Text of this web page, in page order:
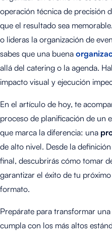
operación técnica de precisión
que el resultado sea
o lideras la organización de
sabes que una buena
allá del catering o la agenda.
impacto visual y ejecución
En el artículo de hoy, te
proceso de planificación de un
que marca la diferencia: una
de alto nivel. Desde la
final, descubrirás cómo tomar
garantizar el éxito de tu
formato.
Prepárate para transformar
cumpla con los más altos